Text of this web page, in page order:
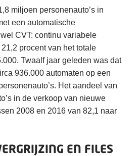
miljoen personenauto’s in
een automatische
CVT: continu variabele
procent van het totale
Twaalf jaar geleden was dat
936.000 automaten op een
Het aandeel van
in de verkoop van nieuwe
2008 en 2016 van 82,1 naar
EN FILES